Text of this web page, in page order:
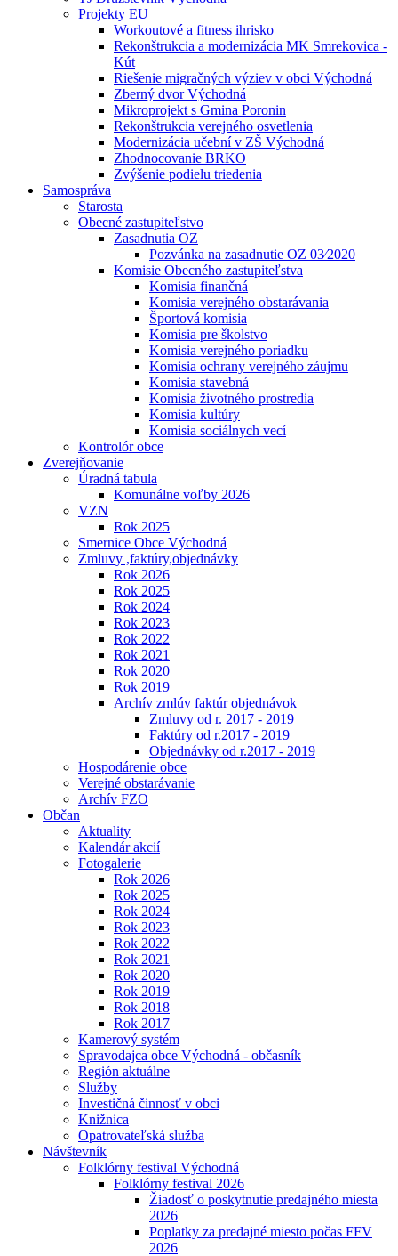
Projekty EU
Workoutové a fitness ihrisko
Rekonštrukcia a modernizácia MK Smrekovica -
Kút
Riešenie migračných výziev v obci Východná
Zberný dvor Východná
Mikroprojekt s Gmina Poronin
Rekonštrukcia verejného osvetlenia
Modernizácia učební v ZŠ Východná
Zhodnocovanie BRKO
Zvýšenie podielu triedenia
Samospráva
Starosta
Obecné zastupiteľstvo
Zasadnutia OZ
Pozvánka na zasadnutie OZ 03⁄2020
Komisie Obecného zastupiteľstva
Komisia finančná
Komisia verejného obstarávania
Športová komisia
Komisia pre školstvo
Komisia verejného poriadku
Komisia ochrany verejného záujmu
Komisia stavebná
Komisia životného prostredia
Komisia kultúry
Komisia sociálnych vecí
Kontrolór obce
Zverejňovanie
Úradná tabula
Komunálne voľby 2026
VZN
Rok 2025
Smernice Obce Východná
Zmluvy ,faktúry,objednávky
Rok 2026
Rok 2025
Rok 2024
Rok 2023
Rok 2022
Rok 2021
Rok 2020
Rok 2019
Archív zmlúv faktúr objednávok
Zmluvy od r. 2017 - 2019
Faktúry od r.2017 - 2019
Objednávky od r.2017 - 2019
Hospodárenie obce
Verejné obstarávanie
Archív FZO
Občan
Aktuality
Kalendár akcií
Fotogalerie
Rok 2026
Rok 2025
Rok 2024
Rok 2023
Rok 2022
Rok 2021
Rok 2020
Rok 2019
Rok 2018
Rok 2017
Kamerový systém
Spravodajca obce Východná - občasník
Región aktuálne
Služby
Investičná činnosť v obci
Knižnica
Opatrovateľská služba
Návštevník
Folklórny festival Východná
Folklórny festival 2026
Žiadosť o poskytnutie predajného miesta
2026
Poplatky za predajné miesto počas FFV
2026